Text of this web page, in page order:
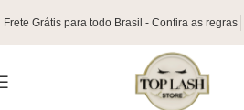
Frete Grátis para todo Brasil - Confira as regras